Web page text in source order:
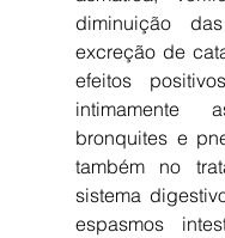
diminuição
excreção de
efeitos
intimamente
bronquites e
também no
sistema
espasmos